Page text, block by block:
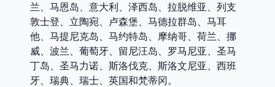
兰、马恩岛、意大利、泽西岛、拉脱维亚、列支
敦士登、立陶宛、卢森堡、马德拉群岛、马耳
他、马提尼克岛、马约特岛、摩纳哥、荷兰、挪
威、波兰、葡萄牙、留尼汪岛、罗马尼亚、圣马
丁岛、圣马力诺、斯洛伐克、斯洛文尼亚、西班
牙、瑞典、瑞士、英国和梵蒂冈。